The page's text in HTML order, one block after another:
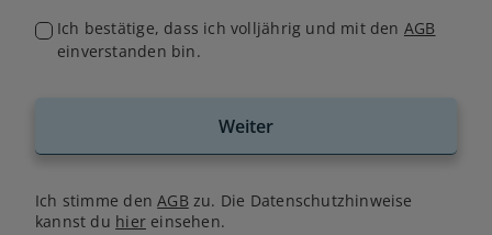
Ich bestätige, dass ich volljährig und mit den AGB
einverstanden bin.
Weiter
Ich stimme denAGB zu. Die Datenschutzhinweise
kannst du hiereinsehen.